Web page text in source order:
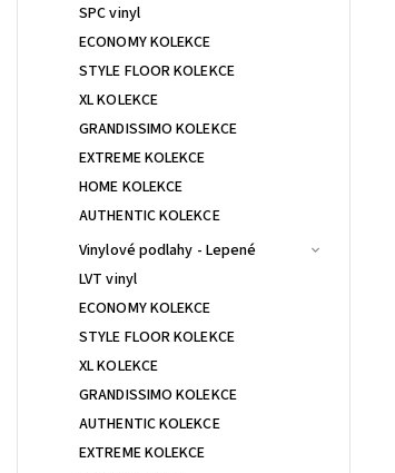
SPC vinyl
ECONOMY KOLEKCE
STYLE FLOOR KOLEKCE
XL KOLEKCE
GRANDISSIMO KOLEKCE
EXTREME KOLEKCE
HOME KOLEKCE
AUTHENTIC KOLEKCE
Vinylové podlahy - Lepené
LVT vinyl
ECONOMY KOLEKCE
STYLE FLOOR KOLEKCE
XL KOLEKCE
GRANDISSIMO KOLEKCE
AUTHENTIC KOLEKCE
EXTREME KOLEKCE